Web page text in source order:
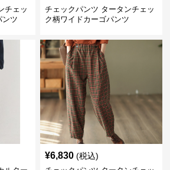
チェッ
ンツ
チェックパンツ タータンチェッ
ク柄ワイドカーゴパンツ
¥6,830 (税込)